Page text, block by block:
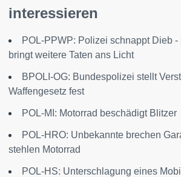
interessieren
POL-PPWP: Polizei schnappt Dieb -
bringt weitere Taten ans Licht
BPOLI-OG: Bundespolizei stellt
Waffengesetz fest
POL-MI: Motorrad beschädigt Blitzer
POL-HRO: Unbekannte brechen
stehlen Motorrad
POL-HS: Unterschlagung eines